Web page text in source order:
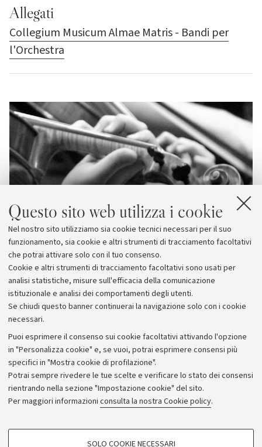
Questo sito web utilizza i cookie
Nel nostro sito utilizziamo sia cookie tecnici necessari per il suo
funzionamento, sia cookie e altri strumenti di tracciamento facoltativi
che potrai attivare solo con il tuo consenso.
Cookie e altri strumenti di tracciamento facoltativi sono usati per
analisi statistiche, misure sull'efficacia della comunicazione
istituzionale e analisi dei comportamenti degli utenti.
Se chiudi questo banner continuerai la navigazione solo con i cookie
necessari.
Puoi esprimere il consenso sui cookie facoltativi attivando l'opzione
in "Personalizza cookie" e, se vuoi, potrai esprimere consensi più
specifici in "Mostra cookie di profilazione".
Potrai sempre rivedere le tue scelte e verificare lo stato dei consensi
rientrando nella sezione "Impostazione cookie" del sito.
Per maggiori informazioni consulta la nostra Cookie policy.
COOKIE DI PROFILAZIONE - FACOLTATIVI
SOLO COOKIE NECESSARI
Allegati
Collegium Musicum Almae Matris - Bandi per
l'Orchestra
Archivio
Comunicati stampa
Redazione
Rassegna stampa